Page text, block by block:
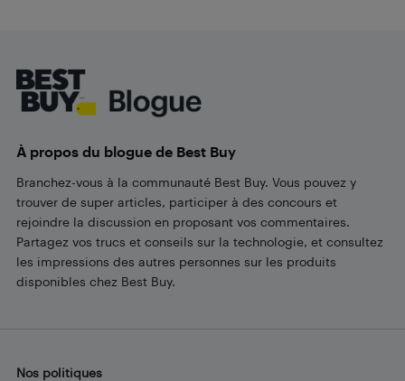
À propos du blogue de Best Buy
Branchez-vous à la communauté Best Buy. Vous pouvez y
trouver de super articles, participer à des concours et
rejoindre la discussion en proposant vos commentaires.
Partagez vos trucs et conseils sur la technologie, et consultez
les impressions des autres personnes sur les produits
disponibles chez Best Buy.
Nos politiques